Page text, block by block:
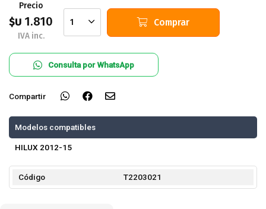
Precio
$U 1.810
IVA inc.
1 Comprar
Consulta por WhatsApp
Compartir
Modelos compatibles
HILUX 2012-15
Código T2203021